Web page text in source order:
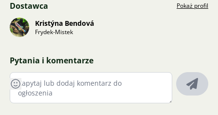
Dostawca Pokaż profil
Kristýna Bendová
Frydek-Mistek
Pytania i komentarze